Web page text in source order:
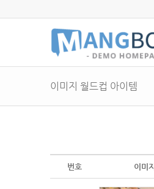
이미지 월드컵 아이템
번호 이미지